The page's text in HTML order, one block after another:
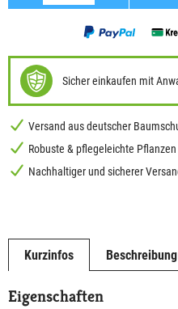
Sicher einkaufen mit
Versand aus deutscher
Robuste & pflegeleichte Pflanzen
Nachhaltiger und sicherer
Kurzinfos Beschreibung
Eigenschaften